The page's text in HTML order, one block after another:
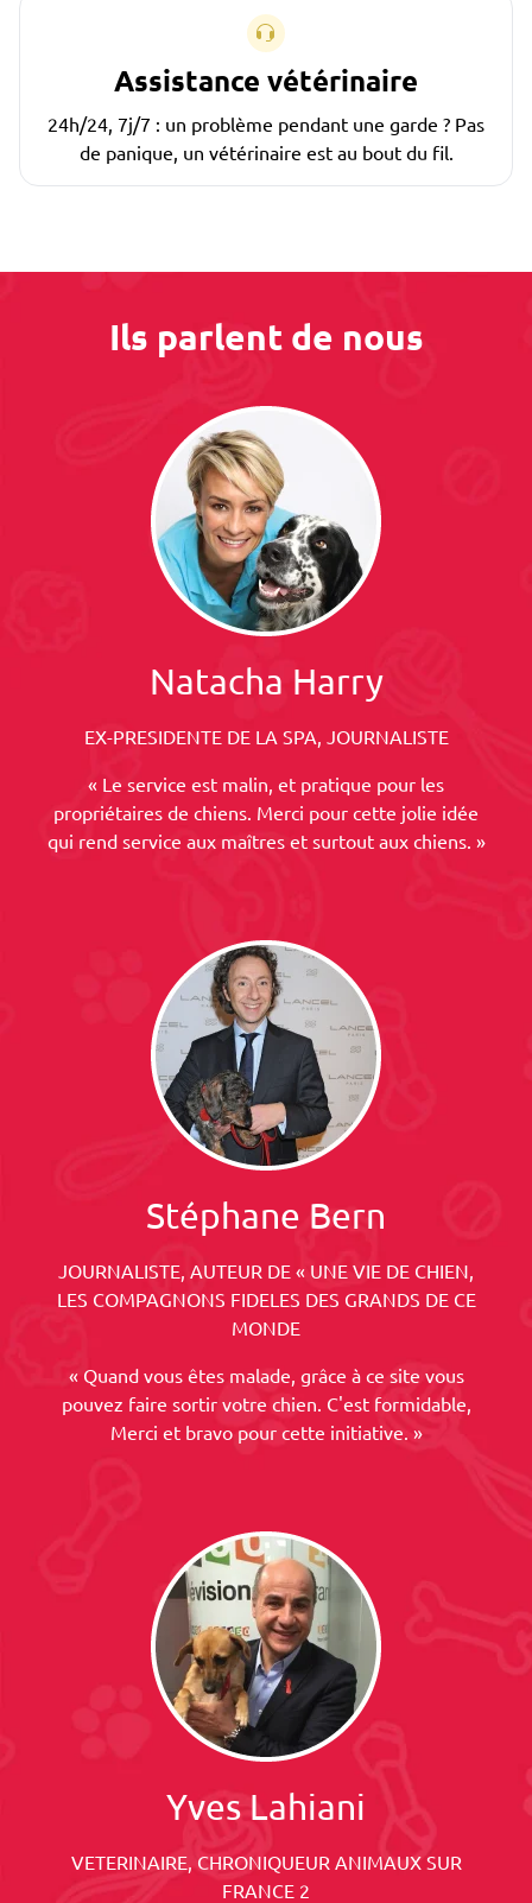
Assistance vétérinaire
24h/24, 7j/7 : un problème pendant une garde ? Pas
de panique, un vétérinaire est au bout du fil.
Ils parlent de nous
Natacha Harry
EX-PRESIDENTE DE LA SPA, JOURNALISTE
« Le service est malin, et pratique pour les
propriétaires de chiens. Merci pour cette jolie idée
qui rend service aux maîtres et surtout aux chiens. »
Stéphane Bern
JOURNALISTE, AUTEUR DE « UNE VIE DE CHIEN,
LES COMPAGNONS FIDELES DES GRANDS DE CE
MONDE
« Quand vous êtes malade, grâce à ce site vous
pouvez faire sortir votre chien. C'est formidable,
Merci et bravo pour cette initiative. »
Yves Lahiani
VETERINAIRE, CHRONIQUEUR ANIMAUX SUR
FRANCE 2